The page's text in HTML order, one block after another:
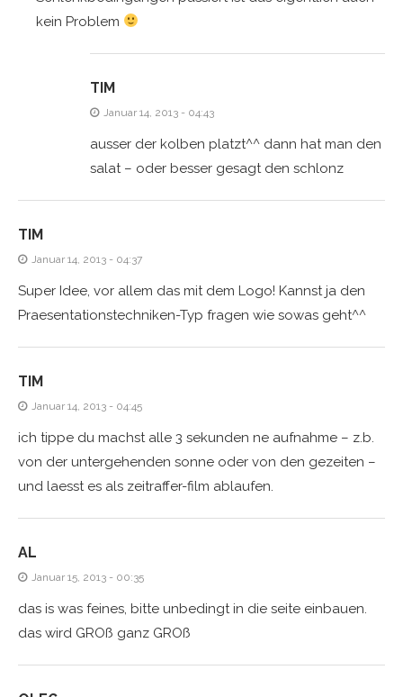
kein Problem
TIM
Januar 14, 2013 - 04:43
ausser der kolben platzt^^ dann hat man den
salat – oder besser gesagt den schlonz
TIM
Januar 14, 2013 - 04:37
Super Idee, vor allem das mit dem Logo! Kannst ja den
Praesentationstechniken-Typ fragen wie sowas geht^^
TIM
Januar 14, 2013 - 04:45
ich tippe du machst alle 3 sekunden ne aufnahme – z.b.
von der untergehenden sonne oder von den gezeiten –
und laesst es als zeitraffer-film ablaufen.
AL
Januar 15, 2013 - 00:35
das is was feines, bitte unbedingt in die seite einbauen.
das wird GROß ganz GROß